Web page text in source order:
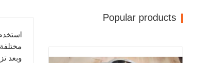
وبعد
Popular products